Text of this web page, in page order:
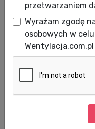
HVAC/R
Data publikacji:
Wraz z
HVAC/R,
coraz
Europejska
przetwarzaniem
Wyrażam zgodę
osobowych w
Wentylacja.com.pl